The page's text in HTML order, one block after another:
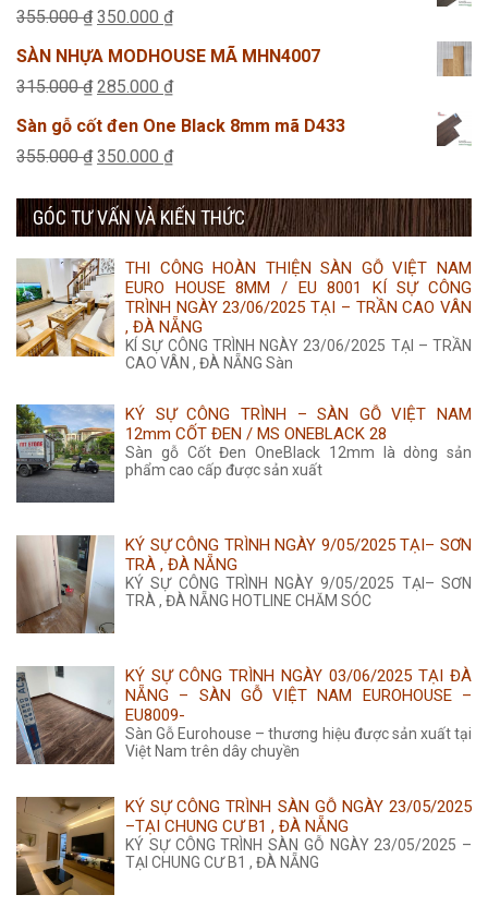
là:
tại
350.000 ₫.
355.000₫ Giá
gốc
là:
350.000 ₫Giá
hiện
tại
350.000 ₫.
SÀN NHỰA MODHOUSE MÃ MHN4007
315.000₫ Giá
gốc
là:
285.000 ₫Giá
hiện
tại
285.000 ₫.
Sàn gỗ cốt đen One Black 8mm mã D433
355.000₫ Giá
là:
350.000 ₫Giá
tại
350.000 ₫.
GÓC TƯ VẤN VÀ KIẾN THỨC
THI CÔNG HOÀN THIỆN SÀN GỖ VIỆT NAM
EURO HOUSE 8MM / EU 8001 KÍ SỰ CÔNG
TRÌNH NGÀY 23/06/2025 TẠI – TRẦN CAO VÂN
, ĐÀ NẴNG
KÍ SỰ CÔNG TRÌNH NGÀY 23/06/2025 TẠI – TRẦN
CAO VÂN , ĐÀ NẴNG Sàn
KÝ SỰ CÔNG TRÌNH – SÀN GỖ VIỆT NAM
12mm CỐT ĐEN / MS ONEBLACK 28
Sàn gỗ Cốt Đen OneBlack 12mm là dòng sản
phẩm cao cấp được sản xuất
KÝ SỰ CÔNG TRÌNH NGÀY 9/05/2025 TẠI– SƠN
TRÀ , ĐÀ NẴNG
KÝ SỰ CÔNG TRÌNH NGÀY 9/05/2025 TẠI– SƠN
TRÀ , ĐÀ NẴNG HOTLINE CHĂM SÓC
KÝ SỰ CÔNG TRÌNH NGÀY 03/06/2025 TẠI ĐÀ
NẴNG – SÀN GỖ VIỆT NAM EUROHOUSE –
EU8009-
Sàn Gỗ Eurohouse – thương hiệu được sản xuất tại
Việt Nam trên dây chuyền
KÝ SỰ CÔNG TRÌNH SÀN GỖ NGÀY 23/05/2025
–TẠI CHUNG CƯ B1 , ĐÀ NẴNG
KÝ SỰ CÔNG TRÌNH SÀN GỖ NGÀY 23/05/2025 –
TẠI CHUNG CƯ B1 , ĐÀ NẴNG